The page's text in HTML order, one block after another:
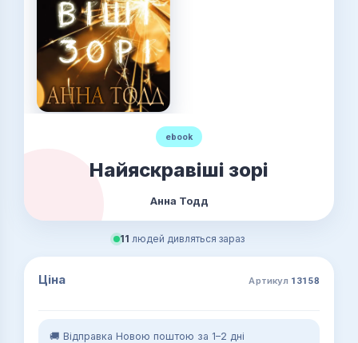
ebook
Найяскравіші зорі
Анна Тодд
11 людей дивляться зараз
Ціна Артикул 13158
🚚 Відправка Новою поштою за 1–2 дні